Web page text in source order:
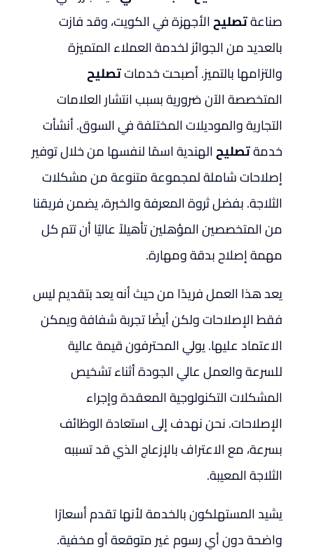
صناعةتصليحالأجهزة في الكويت، وقد فازت
بالعديد من الجوائز لخدمة العملاء المتميزة
والتزامها بالتميز. أصبحت خدماتتصليح
المتخصصة الآن ضرورية بسبب انتشار العلامات
التجارية والموديلات المختلفة في السوق. أنشأت
خدمةتصليحالهندية اسمًا لنفسها من خلال توفير
إصلاحات شاملة لمجموعة متنوعة من مشكلات
الثلاجة. بفضل ثروة المعرفة والخبرة، يضمن فريقنا
من المتخصصين المؤهلين تأهيلاً عاليًا أن تتم كل
مهمة إصلاح بدقة ومهارة.
يعد هذا العمل فريدًا من حيث أنه يعد بتقديم ليس
فقط الإصلاحات ولكن أيضًا تجربة شفافة ويمكن
الاعتماد عليها. يولي المحترفون قيمة عالية
للسرعة والعمل عالي الجودة أثناء تشخيص
المشكلات التكنولوجية المعقدة وإجراء
الإصلاحات. نحن نهدف إلى استعادة الوظائف
بسرعة، مع الاعتراف بالإزعاج الذي قد تسببه
الثلاجة المعيبة.
يشيد المستهلكون بالخدمة لأنها تقدم أسعارًا
واضحة دون أي رسوم غير متوقعة أو مخفية.